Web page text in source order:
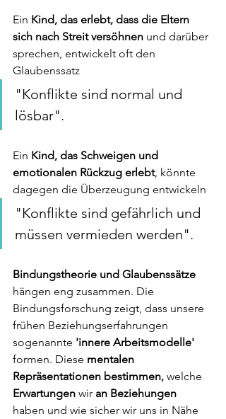
Ein Kind, das erlebt, dass die Eltern
sich nach Streit versöhnen und darüber
sprechen, entwickelt oft den
Glaubenssatz
"Konflikte sind normal und
lösbar".
Ein Kind, das Schweigen und
emotionalen Rückzug erlebt, könnte
dagegen die Überzeugung entwickeln
"Konflikte sind gefährlich und
müssen vermieden werden".
Bindungstheorie und Glaubenssätze
hängen eng zusammen. Die
Bindungsforschung zeigt, dass unsere
frühen Beziehungserfahrungen
sogenannte 'innere Arbeitsmodelle'
formen. Diese mentalen
Repräsentationen bestimmen, welche
Erwartungen wir an Beziehungen
haben und wie sicher wir uns in Nähe